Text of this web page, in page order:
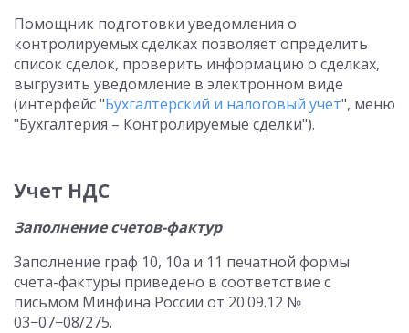
Помощник подготовки уведомления о
контролируемых сделках позволяет определить
список сделок, проверить информацию о сделках,
выгрузить уведомление в электронном виде
(интерфейс "Бухгалтерский и налоговый учет", меню
"Бухгалтерия – Контролируемые сделки").
Учет НДС
Заполнение счетов-фактур
Заполнение граф 10, 10а и 11 печатной формы
счета-фактуры приведено в соответствие с
письмом Минфина России от 20.09.12 №
03−07−08/275.